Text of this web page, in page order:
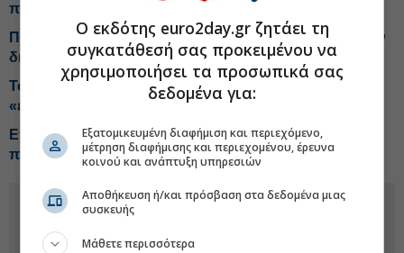
πολλά χρήματα λόγω του πολέμου
Πορτογαλία: Έκτακτος φόρος 33% στα υπερκέρδη των
διυλιστηρίων
Το Ιράν εξετάζει περιορισμούς στις διελεύσεις
«εχθρικών» πλοίων από το Ορμούζ
Επτά χώρες του ΟΠΕΚ+ αυξάνουν την παραγωγή
πετρελαίου κατά 188.000 βαρέλια την ημέρα
Ο εκδότης euro2day.gr ζητάει τη
συγκατάθεσή σας προκειμένου να
χρησιμοποιήσει τα προσωπικά σας
δεδομένα για:
Εξατομικευμένη διαφήμιση και περιεχόμενο,
μέτρηση διαφήμισης και περιεχομένου, έρευνα
κοινού και ανάπτυξη υπηρεσιών
Αποθήκευση ή/και πρόσβαση στα δεδομένα μιας
συσκευής
Μάθετε περισσότερα